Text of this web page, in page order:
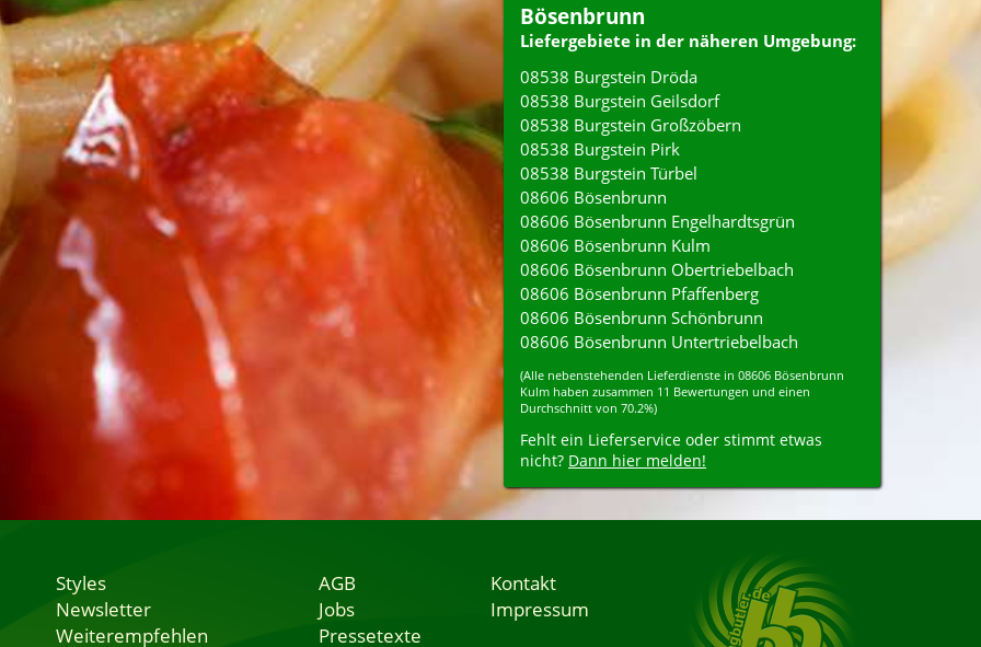
Bösenbrunn
Liefergebiete in der näheren Umgebung:
08538 Burgstein Dröda
08538 Burgstein Geilsdorf
08538 Burgstein Großzöbern
08538 Burgstein Pirk
08538 Burgstein Türbel
08606 Bösenbrunn
08606 Bösenbrunn Engelhardtsgrün
08606 Bösenbrunn Kulm
08606 Bösenbrunn Obertriebelbach
08606 Bösenbrunn Pfaffenberg
08606 Bösenbrunn Schönbrunn
08606 Bösenbrunn Untertriebelbach
(Alle nebenstehenden Lieferdienste in 08606 Bösenbrunn
Kulm haben zusammen 11 Bewertungen und einen
Durchschnitt von 70.2%)
Fehlt ein Lieferservice oder stimmt etwas
nicht? Dann hier melden!
Styles
Newsletter
Weiterempfehlen
AGB
Jobs
Pressetexte
Kontakt
Impressum